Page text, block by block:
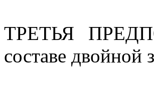
ТРЕТЬЯ
составе двойной